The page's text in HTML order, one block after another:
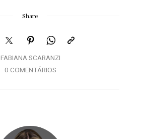
Share
FABIANA SCARANZI
0 COMENTÁRIOS